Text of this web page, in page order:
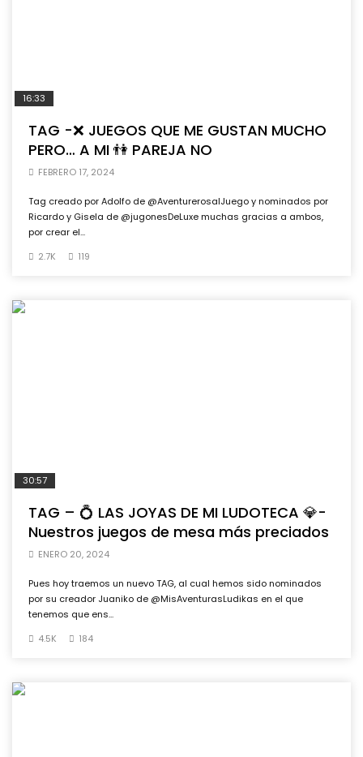
16:33
TAG -❌ JUEGOS QUE ME GUSTAN MUCHO
PERO… A MI 👫 PAREJA NO
FEBRERO 17, 2024
Tag creado por Adolfo de @AventurerosalJuego y nominados por
Ricardo y Gisela de @jugonesDeLuxe muchas gracias a ambos,
por crear el...
2.7K
119
30:57
TAG – 💍 LAS JOYAS DE MI LUDOTECA 💎-
Nuestros juegos de mesa más preciados
ENERO 20, 2024
Pues hoy traemos un nuevo TAG, al cual hemos sido nominados
por su creador Juaniko de @MisAventurasLudikas en el que
tenemos que ens...
4.5K
184